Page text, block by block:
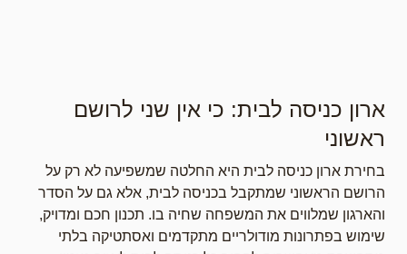
ארון כניסה לבית: כי אין שני לרושם
ראשוני
בחירת ארון כניסה לבית היא החלטה שמשפיעה לא רק על
הרושם הראשוני שמתקבל בכניסה לבית, אלא גם על הסדר
והארגון שמלווים את המשפחה שחיה בו. תכנון חכם ומדויק,
שימוש בפתרונות מודולריים מתקדמים ואסתטיקה בלתי